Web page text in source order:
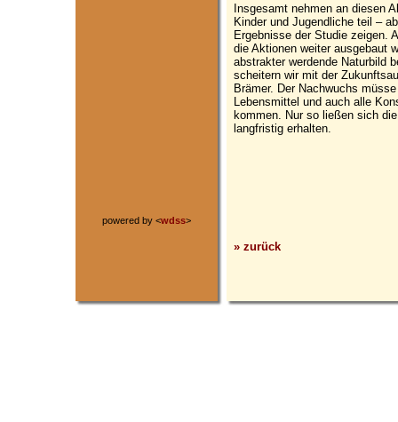
powered by <wdss>
Insgesamt nehmen an diesen
Kinder und Jugendliche teil –
Ergebnisse der Studie zeigen.
die Aktionen weiter ausgebaut
abstrakter werdende Naturbild
scheitern wir mit der
Brämer. Der Nachwuchs
Lebensmittel und auch alle
kommen. Nur so ließen sich
langfristig erhalten.
» zurück